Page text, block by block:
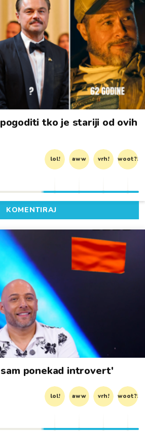
tko je stariji od ovih
lol! aww vrh! woot?!
KOMENTIRAJ
ponekad introvert'
lol! aww vrh! woot?!